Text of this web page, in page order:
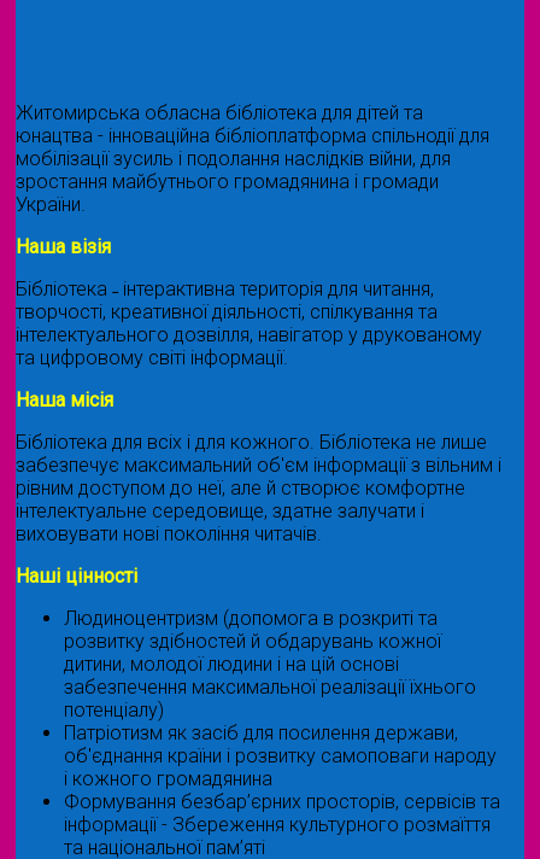
Житомирська обласна бібліотека для дітей та
юнацтва - інноваційна бібліоплатформа спільнодії для
мобілізації зусиль і подолання наслідків війни, для
зростання майбутнього громадянина і громади
України.
Наша візія
Бібліотека ˗ інтерактивна територія для читання,
творчості, креативної діяльності, спілкування та
інтелектуального дозвілля, навігатор у друкованому
та цифровому світі інформації.
Наша місія
Бібліотека для всіх і для кожного. Бібліотека не лише
забезпечує максимальний об'єм інформації з вільним і
рівним доступом до неї, але й створює комфортне
інтелектуальне середовище, здатне залучати і
виховувати нові покоління читачів.
Наші цінності
Людиноцентризм (допомога в розкриті та
розвитку здібностей й обдарувань кожної
дитини, молодої людини і на цій основі
забезпечення максимальної реалізації їхнього
потенціалу)
Патріотизм як засіб для посилення держави,
об'єднання країни і розвитку самоповаги народу
і кожного громадянина
Формування безбар’єрних просторів, сервісів та
інформації - Збереження культурного розмаїття
та національної пам’яті